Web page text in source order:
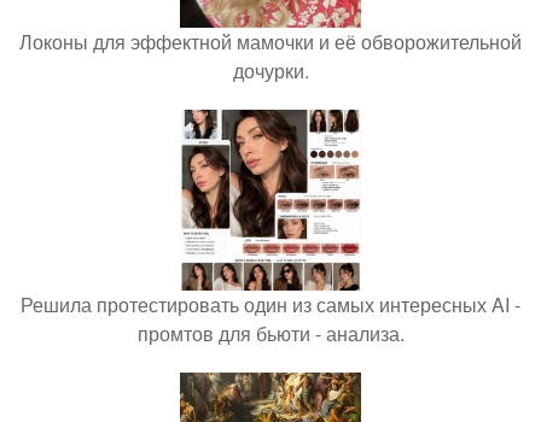
Локоны для эффектной мамочки и её обворожительной
дочурки.
Решила протестировать один из самых интересных AI -
промтов для бьюти - анализа.